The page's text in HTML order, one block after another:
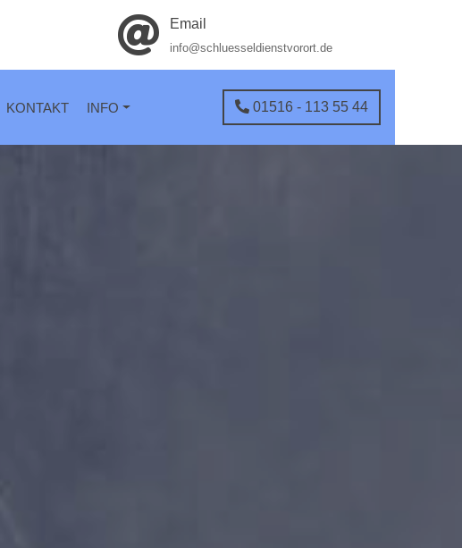
Email
info@schluesseldienstvorort.de
KONTAKT INFO 01516 - 113 55 44